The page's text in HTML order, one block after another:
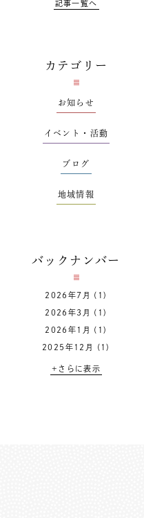
記事一覧へ
カテゴリー
お知らせ
イベント・活動
ブログ
地域情報
バックナンバー
2026年7月 (1)
2026年3月 (1)
2026年1月 (1)
2025年12月 (1)
+さらに表示